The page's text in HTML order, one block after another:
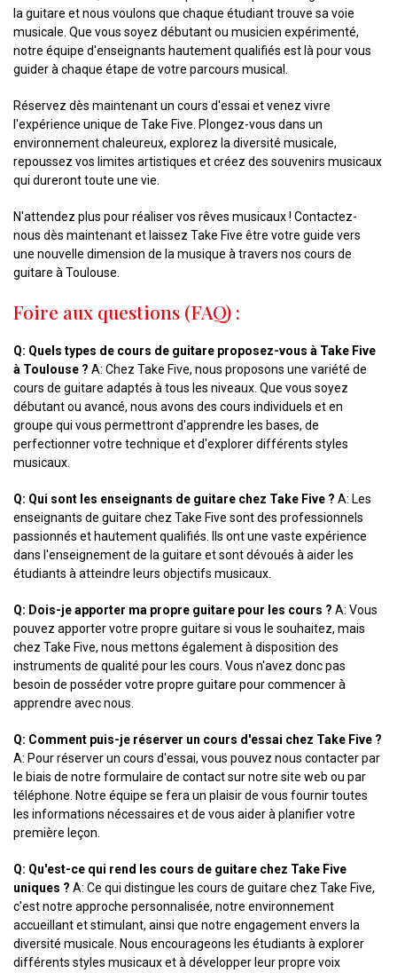
la guitare et nous voulons que chaque étudiant trouve sa voie
musicale. Que vous soyez débutant ou musicien expérimenté,
notre équipe d'enseignants hautement qualifiés est là pour vous
guider à chaque étape de votre parcours musical.
Réservez dès maintenant un cours d'essai et venez vivre
l'expérience unique de Take Five. Plongez-vous dans un
environnement chaleureux, explorez la diversité musicale,
repoussez vos limites artistiques et créez des souvenirs musicaux
qui dureront toute une vie.
N'attendez plus pour réaliser vos rêves musicaux ! Contactez-
nous dès maintenant et laissez Take Five être votre guide vers
une nouvelle dimension de la musique à travers nos cours de
guitare à Toulouse.
Foire aux questions (FAQ) :
Q: Quels types de cours de guitare proposez-vous à Take Five
à Toulouse ? A: Chez Take Five, nous proposons une variété de
cours de guitare adaptés à tous les niveaux. Que vous soyez
débutant ou avancé, nous avons des cours individuels et en
groupe qui vous permettront d'apprendre les bases, de
perfectionner votre technique et d'explorer différents styles
musicaux.
Q: Qui sont les enseignants de guitare chez Take Five ? A: Les
enseignants de guitare chez Take Five sont des professionnels
passionnés et hautement qualifiés. Ils ont une vaste expérience
dans l'enseignement de la guitare et sont dévoués à aider les
étudiants à atteindre leurs objectifs musicaux.
Q: Dois-je apporter ma propre guitare pour les cours ? A: Vous
pouvez apporter votre propre guitare si vous le souhaitez, mais
chez Take Five, nous mettons également à disposition des
instruments de qualité pour les cours. Vous n'avez donc pas
besoin de posséder votre propre guitare pour commencer à
apprendre avec nous.
Q: Comment puis-je réserver un cours d'essai chez Take Five ?
A: Pour réserver un cours d'essai, vous pouvez nous contacter par
le biais de notre formulaire de contact sur notre site web ou par
téléphone. Notre équipe se fera un plaisir de vous fournir toutes
les informations nécessaires et de vous aider à planifier votre
première leçon.
Q: Qu'est-ce qui rend les cours de guitare chez Take Five
uniques ? A: Ce qui distingue les cours de guitare chez Take Five,
c'est notre approche personnalisée, notre environnement
accueillant et stimulant, ainsi que notre engagement envers la
diversité musicale. Nous encourageons les étudiants à explorer
différents styles musicaux et à développer leur propre voix